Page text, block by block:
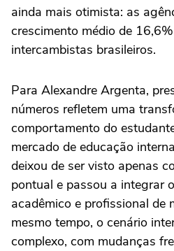
ainda mais otimista: as
crescimento médio de
intercambistas brasileiros.
Para Alexandre Argenta,
números refletem uma
comportamento do
mercado de educação
deixou de ser visto apenas
pontual e passou a integrar
acadêmico e profissional de
mesmo tempo, o cenário
complexo, com mudanças